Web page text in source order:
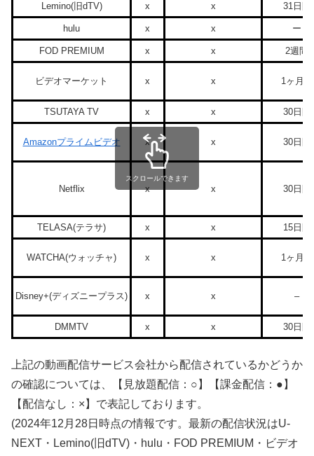
Lemino(旧dTV) x x 31日間
hulu x x ー
FOD PREMIUM x x 2週間
ビデオマーケット x x 1ヶ月間
TSUTAYA TV x x 30日間
Amazonプライムビデオ x x 30日間
Netflix x x 30日間
TELASA(テラサ) x x 15日間
WATCHA(ウォッチャ) x x 1ヶ月間
Disney+(ディズニープラス) x x –
DMMTV x x 30日間
スクロールできます
上記の動画配信サービス会社から配信されているかどうか
の確認については、【見放題配信：○】【課金配信：●】
【配信なし：×】で表記しております。
(2024年12月28日時点の情報です。最新の配信状況はU-
NEXT・Lemino(旧dTV)・hulu・FOD PREMIUM・ビデオ